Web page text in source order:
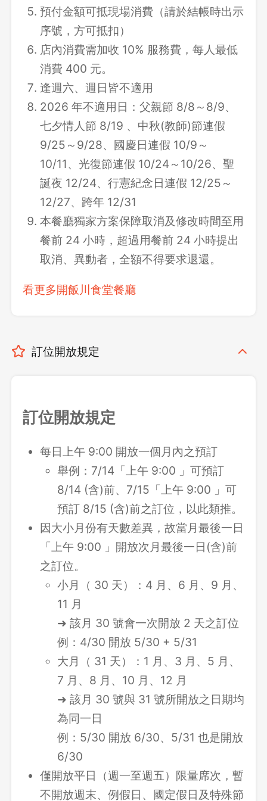
預付金額可抵現場消費（請於結帳時出示
序號，方可抵扣）
店內消費需加收 10% 服務費，每人最低
消費 400 元。
逢週六、週日皆不適用
2026 年不適用日：父親節 8/8～8/9、
七夕情人節 8/19 、中秋(教師)節連假
9/25～9/28、國慶日連假 10/9～
10/11、光復節連假 10/24～10/26、聖
誕夜 12/24、行憲紀念日連假 12/25～
12/27、跨年 12/31
本餐廳獨家方案保障取消及修改時間至用
餐前 24 小時，超過用餐前 24 小時提出
取消、異動者，全額不得要求退還。
看更多開飯川食堂餐廳
訂位開放規定
訂位開放規定
每日上午 9:00 開放一個月內之預訂
舉例：7/14「上午 9:00 」可預訂
8/14 (含)前、7/15「上午 9:00 」可
預訂 8/15 (含)前之訂位，以此類推。
因大小月份有天數差異，故當月最後一日
「上午 9:00 」開放次月最後一日(含)前
之訂位。
小月（ 30 天）：4 月、6 月、9 月、
11 月
➜ 該月 30 號會一次開放 2 天之訂位
例：4/30 開放 5/30 + 5/31
大月（ 31 天）：1 月、3 月、5 月、
7 月、8 月、10 月、12 月
➜ 該月 30 號與 31 號所開放之日期均
為同一日
例：5/30 開放 6/30、5/31 也是開放
6/30
僅開放平日（週一至週五）限量席次，暫
不開放週末、例假日、國定假日及特殊節